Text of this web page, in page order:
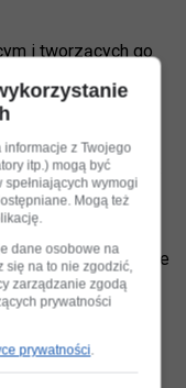
i tworzących go
cieniu zamku,
się właśnie
zrównanie
pozbawiło nas
ale nie
i badaczy od
pytania dotyczące
tamtych
naczynia
z Twojego
itp.) mogą być
wymogi
Mogą też
dane osobowe na
się na to nie zgodzić,
zarządzanie zgodą
prywatności
prywatności.